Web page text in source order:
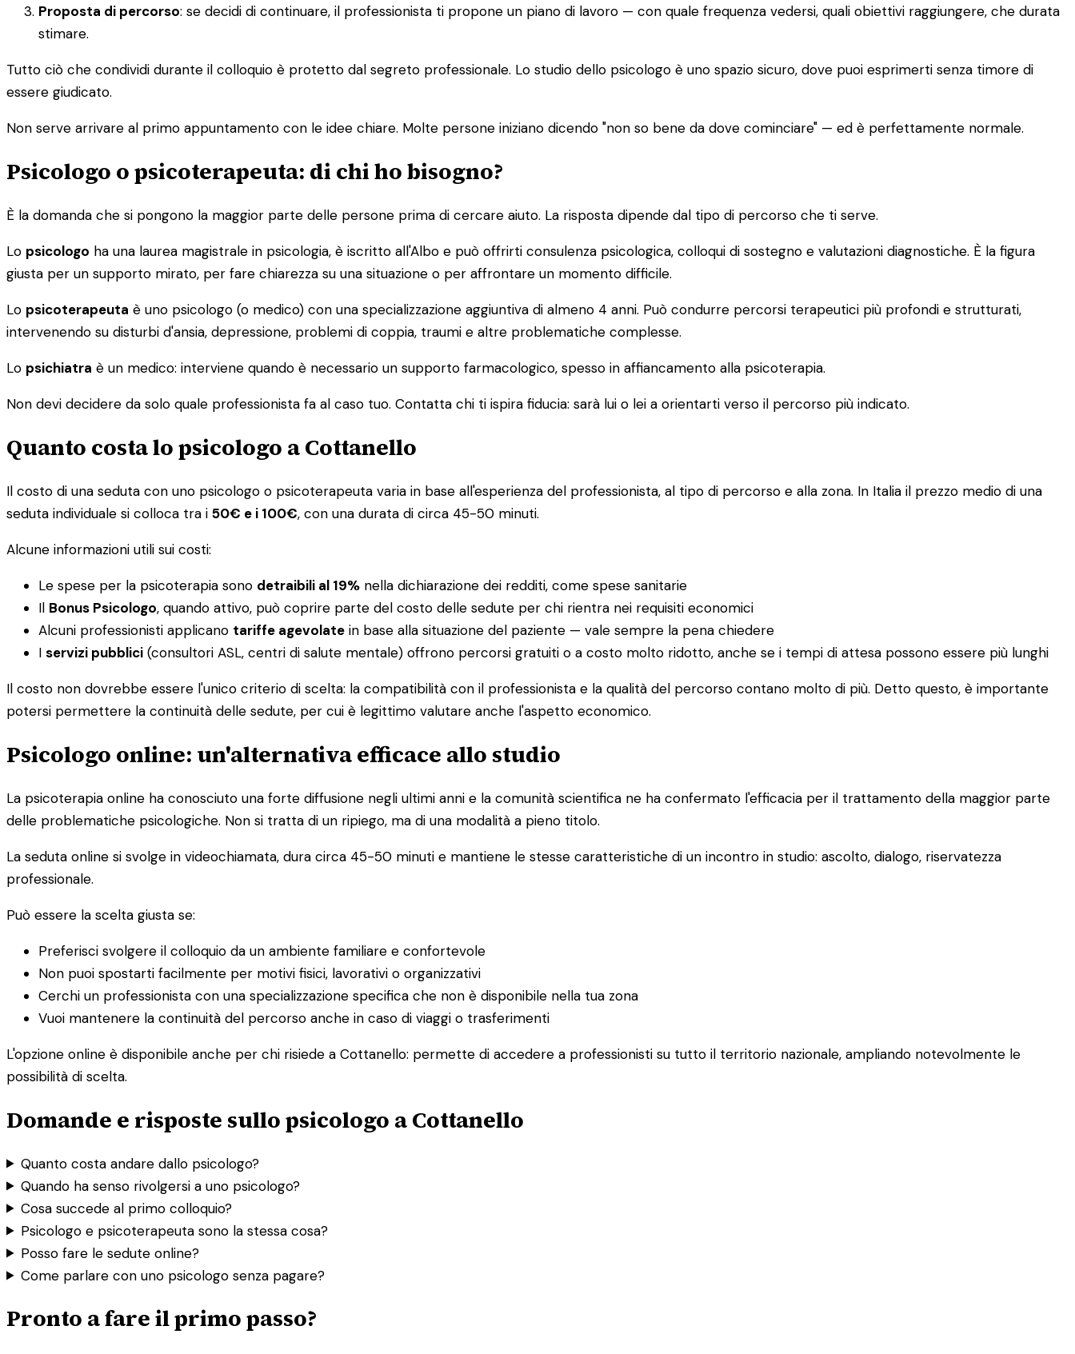
Proposta di percorso: se decidi di continuare, il professionista ti propone un piano di lavoro — con quale frequenza vedersi, quali obiettivi raggiungere, che durata
stimare.
Tutto ciò che condividi durante il colloquio è protetto dal segreto professionale. Lo studio dello psicologo è uno spazio sicuro, dove puoi esprimerti senza timore di
essere giudicato.
Non serve arrivare al primo appuntamento con le idee chiare. Molte persone iniziano dicendo "non so bene da dove cominciare" — ed è perfettamente normale.
Psicologo o psicoterapeuta: di chi ho bisogno?
È la domanda che si pongono la maggior parte delle persone prima di cercare aiuto. La risposta dipende dal tipo di percorso che ti serve.
Lo psicologo ha una laurea magistrale in psicologia, è iscritto all'Albo e può offrirti consulenza psicologica, colloqui di sostegno e valutazioni diagnostiche. È la figura
giusta per un supporto mirato, per fare chiarezza su una situazione o per affrontare un momento difficile.
Lo psicoterapeuta è uno psicologo (o medico) con una specializzazione aggiuntiva di almeno 4 anni. Può condurre percorsi terapeutici più profondi e strutturati,
intervenendo su disturbi d'ansia, depressione, problemi di coppia, traumi e altre problematiche complesse.
Lo psichiatra è un medico: interviene quando è necessario un supporto farmacologico, spesso in affiancamento alla psicoterapia.
Non devi decidere da solo quale professionista fa al caso tuo. Contatta chi ti ispira fiducia: sarà lui o lei a orientarti verso il percorso più indicato.
Quanto costa lo psicologo a Cottanello
Il costo di una seduta con uno psicologo o psicoterapeuta varia in base all'esperienza del professionista, al tipo di percorso e alla zona. In Italia il prezzo medio di una
seduta individuale si colloca tra i 50€ e i 100€, con una durata di circa 45-50 minuti.
Alcune informazioni utili sui costi:
Le spese per la psicoterapia sono detraibili al 19% nella dichiarazione dei redditi, come spese sanitarie
Il Bonus Psicologo, quando attivo, può coprire parte del costo delle sedute per chi rientra nei requisiti economici
Alcuni professionisti applicano tariffe agevolate in base alla situazione del paziente — vale sempre la pena chiedere
I servizi pubblici (consultori ASL, centri di salute mentale) offrono percorsi gratuiti o a costo molto ridotto, anche se i tempi di attesa possono essere più lunghi
Il costo non dovrebbe essere l'unico criterio di scelta: la compatibilità con il professionista e la qualità del percorso contano molto di più. Detto questo, è importante
potersi permettere la continuità delle sedute, per cui è legittimo valutare anche l'aspetto economico.
Psicologo online: un'alternativa efficace allo studio
La psicoterapia online ha conosciuto una forte diffusione negli ultimi anni e la comunità scientifica ne ha confermato l'efficacia per il trattamento della maggior parte
delle problematiche psicologiche. Non si tratta di un ripiego, ma di una modalità a pieno titolo.
La seduta online si svolge in videochiamata, dura circa 45-50 minuti e mantiene le stesse caratteristiche di un incontro in studio: ascolto, dialogo, riservatezza
professionale.
Può essere la scelta giusta se:
Preferisci svolgere il colloquio da un ambiente familiare e confortevole
Non puoi spostarti facilmente per motivi fisici, lavorativi o organizzativi
Cerchi un professionista con una specializzazione specifica che non è disponibile nella tua zona
Vuoi mantenere la continuità del percorso anche in caso di viaggi o trasferimenti
L'opzione online è disponibile anche per chi risiede a Cottanello: permette di accedere a professionisti su tutto il territorio nazionale, ampliando notevolmente le
possibilità di scelta.
Domande e risposte sullo psicologo a Cottanello
Quanto costa andare dallo psicologo?
Quando ha senso rivolgersi a uno psicologo?
Cosa succede al primo colloquio?
Psicologo e psicoterapeuta sono la stessa cosa?
Posso fare le sedute online?
Come parlare con uno psicologo senza pagare?
Pronto a fare il primo passo?